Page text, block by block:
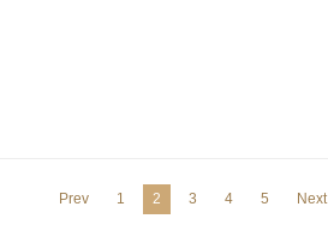
Prev 1 2 3 4 5 Next